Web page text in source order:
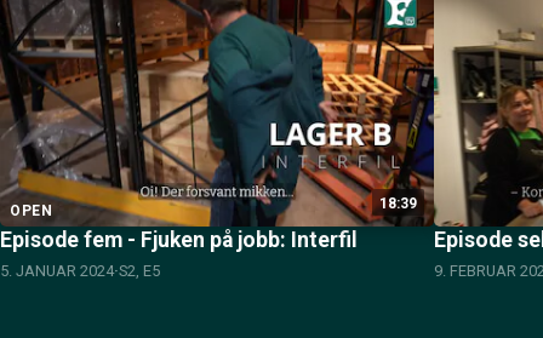
18:39
OPEN
Episode fem - Fjuken på jobb: Interfil
5. JANUAR 2024 S2, E5
Episode
9. FEBRUAR